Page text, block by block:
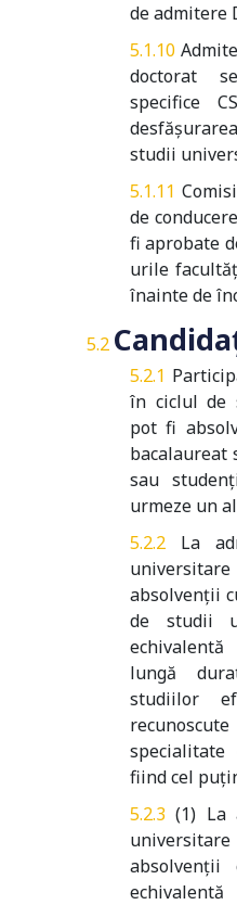
de admitere
doctorat
specifice
studii
de
fi aprobate
urile
înainte de
în ciclul de
pot fi
bacalaureat
sau
urmeze un
La
absolvenții
de studii
lungă
studiilor
fiind cel
(1) La